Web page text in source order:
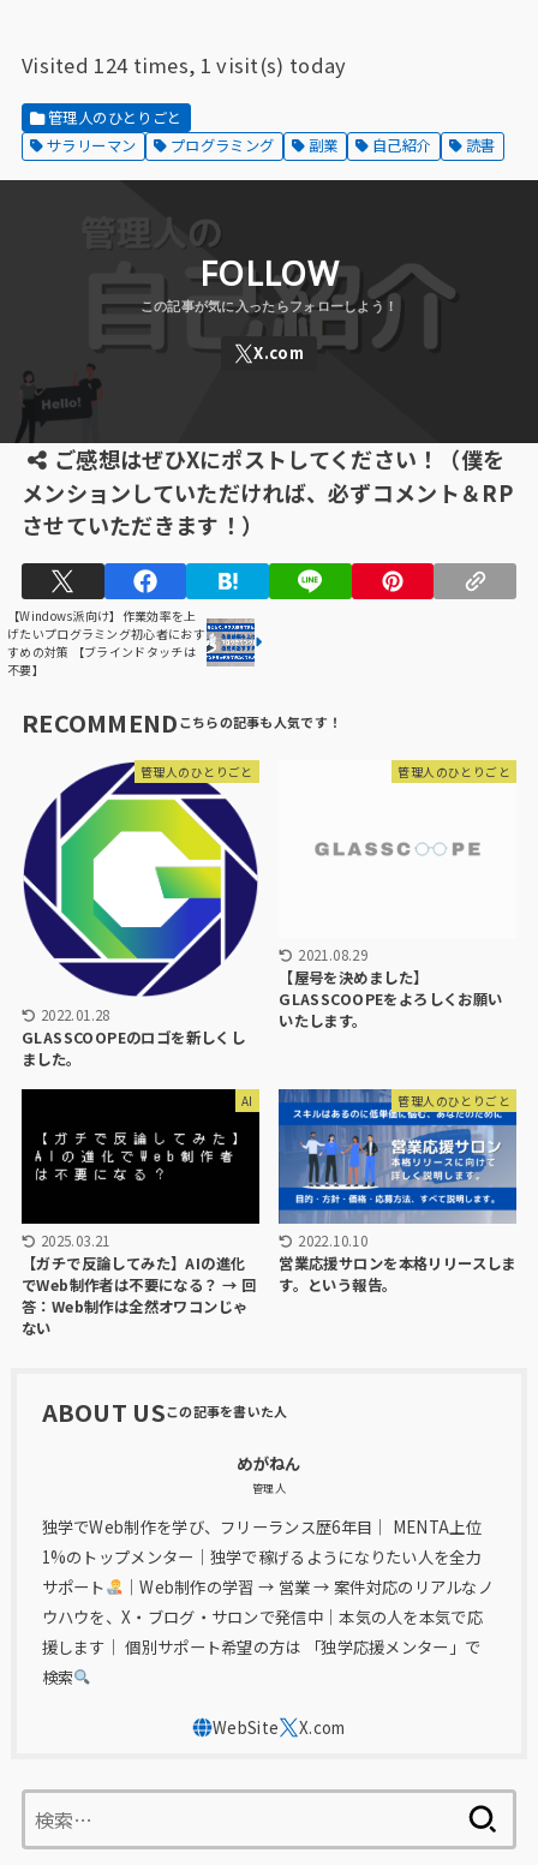
Visited 124 times, 1 visit(s) today
管理人のひとりごと
サラリーマン
プログラミング 副業 自己紹介 読書
FOLLOW
ご感想はぜひXにポストしてください！（僕を
メンションしていただければ、必ずコメント＆RP
させていただきます！）
【Windows派向け】作業効率を上
げたいプログラミング初心者におす
すめの対策 【ブラインドタッチは
不要】
RECOMMEND
管理人のひとりごと
2022.01.28
GLASSCOOPEのロゴを新しくし
ました。
管理人のひとりごと
2021.08.29
【屋号を決めました】
GLASSCOOPEをよろしくお願い
いたします。
AI
2025.03.21
【ガチで反論してみた】AIの進化
でWeb制作者は不要になる？ → 回
答：Web制作は全然オワコンじゃ
ない
管理人のひとりごと
2022.10.10
営業応援サロンを本格リリースしま
す。という報告。
ABOUT US
めがねん
管理人
独学でWeb制作を学び、フリーランス歴6年目｜ MENTA上位
1%のトップメンター｜独学で稼げるようになりたい人を全力
サポート
｜Web制作の学習 → 営業 → 案件対応のリアルなノ
ウハウを、X・ブログ・サロンで発信中｜本気の人を本気で応
援します｜ 個別サポート希望の方は 「独学応援メンター」で
検索
索: